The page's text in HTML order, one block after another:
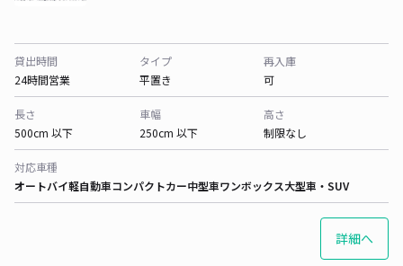
貸出時間
24時間営業
タイプ
平置き
再入庫
可
長さ
500cm 以下
車幅
250cm 以下
高さ
制限なし
対応車種
オートバイ軽自動車コンパクトカー中型車ワンボックス大型車・SUV
詳細へ